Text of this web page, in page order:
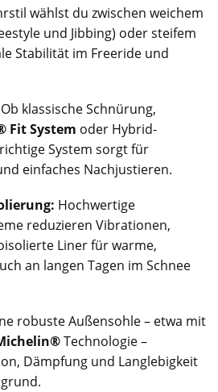
wählst du zwischen weichem
und Jibbing) oder steifem
Stabilität im Freeride und
Ob klassische Schnürung,
Fit System oder Hybrid-
System sorgt für
einfaches Nachjustieren.
Hochwertige
reduzieren Vibrationen,
Liner für warme,
an langen Tagen im Schnee
robuste Außensohle – etwa mit
Technologie –
Dämpfung und Langlebigkeit